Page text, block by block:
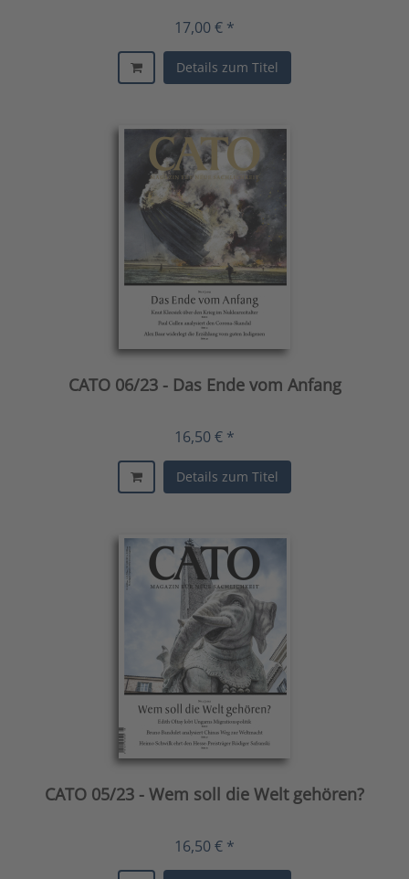
17,00 € *
Details zum Titel
CATO 06/23 - Das Ende vom Anfang
16,50 € *
Details zum Titel
CATO 05/23 - Wem soll die Welt gehören?
16,50 € *